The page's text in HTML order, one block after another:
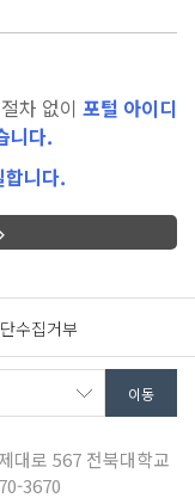
차 없이 포털 아이디
니다.
니다.
수집거부
대로 567 전북대학교
3670